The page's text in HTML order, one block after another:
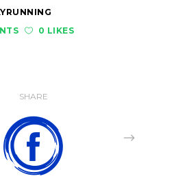
0 LIKES
SHARE